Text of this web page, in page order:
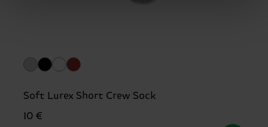
Soft Lurex Short Crew Sock
10 €